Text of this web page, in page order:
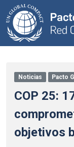
Noticias Pacto
COP 25:
objetivos